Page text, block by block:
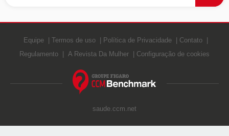
Equipe Termos de uso Política de Privacidade
Contato
Regulamento
A Revista Da Mulher Configuração de cookies
saude.ccm.net